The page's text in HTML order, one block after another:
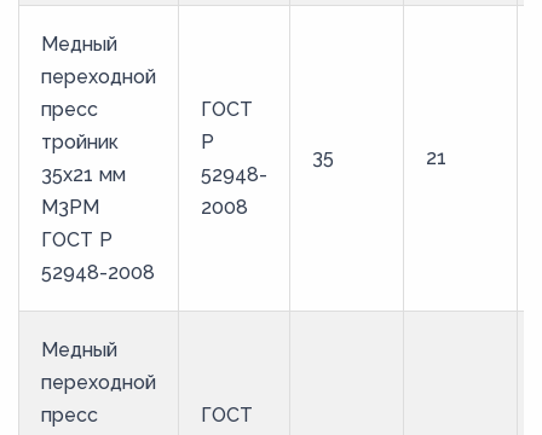
Медный
переходной
пресс
тройник
35х21 мм
М3РМ
ГОСТ Р
52948-2008
ГОСТ
Р
52948-
2008
35 21
Медный
переходной
пресс
ГОСТ